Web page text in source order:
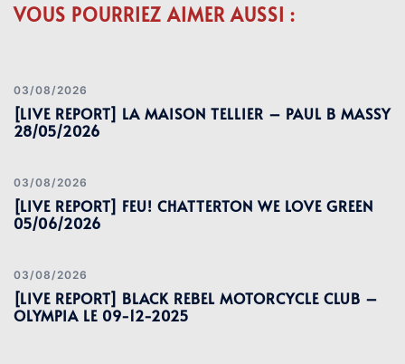
VOUS POURRIEZ AIMER AUSSI :
03/08/2026
[LIVE REPORT] LA MAISON TELLIER – PAUL B MASSY
28/05/2026
03/08/2026
[LIVE REPORT] FEU! CHATTERTON WE LOVE GREEN
05/06/2026
03/08/2026
[LIVE REPORT] BLACK REBEL MOTORCYCLE CLUB –
OLYMPIA LE 09-12-2025